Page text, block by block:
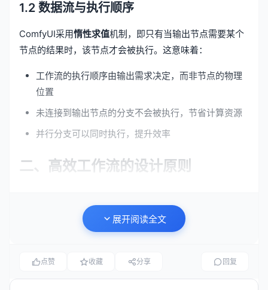
1.2 数据流与执行顺序
ComfyUI采用惰性求值机制，即只有当输出节点需要某个
节点的结果时，该节点才会被执行。这意味着：
工作流的执行顺序由输出需求决定，而非节点的物理
位置
未连接到输出节点的分支不会被执行，节省计算资源
并行分支可以同时执行，提升效率
二、高效工作流的设计原则
2.1 模块化设计
将工作流拆分为独立的、可复用的功能模块，是提升效率
基础层
展开阅读全文
点赞 收藏 分享 回复